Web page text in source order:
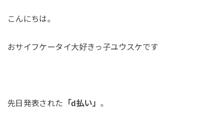
こんにちは。
おサイフケータイ大好きっ子ユウスケです
先日発表された 「d払い」 。